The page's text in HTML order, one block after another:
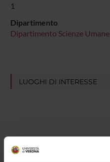
1
Dipartimento
Dipartimento Scienze Umane
LUOGHI DI INTERESSE